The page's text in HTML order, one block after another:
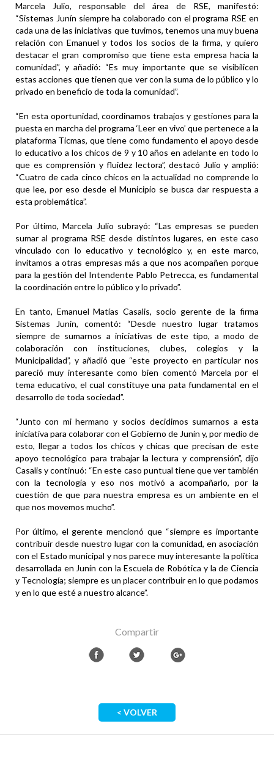
Marcela Julio, responsable del área de RSE, manifestó:
“Sistemas Junín siempre ha colaborado con el programa RSE en
cada una de las iniciativas que tuvimos, tenemos una muy buena
relación con Emanuel y todos los socios de la firma, y quiero
destacar el gran compromiso que tiene esta empresa hacia la
comunidad”, y añadió: “Es muy importante que se visibilicen
estas acciones que tienen que ver con la suma de lo público y lo
privado en beneficio de toda la comunidad”.
“En esta oportunidad, coordinamos trabajos y gestiones para la
puesta en marcha del programa ‘Leer en vivo’ que pertenece a la
plataforma Ticmas, que tiene como fundamento el apoyo desde
lo educativo a los chicos de 9 y 10 años en adelante en todo lo
que es comprensión y fluidez lectora”, destacó Julio y amplió:
“Cuatro de cada cinco chicos en la actualidad no comprende lo
que lee, por eso desde el Municipio se busca dar respuesta a
esta problemática”.
Por último, Marcela Julio subrayó: “Las empresas se pueden
sumar al programa RSE desde distintos lugares, en este caso
vinculado con lo educativo y tecnológico y, en este marco,
invitamos a otras empresas más a que nos acompañen porque
para la gestión del Intendente Pablo Petrecca, es fundamental
la coordinación entre lo público y lo privado”.
En tanto, Emanuel Matías Casalis, socio gerente de la firma
Sistemas Junín, comentó: “Desde nuestro lugar tratamos
siempre de sumarnos a iniciativas de este tipo, a modo de
colaboración con instituciones, clubes, colegios y la
Municipalidad”, y añadió que “este proyecto en particular nos
pareció muy interesante como bien comentó Marcela por el
tema educativo, el cual constituye una pata fundamental en el
desarrollo de toda sociedad”.
“Junto con mi hermano y socios decidimos sumarnos a esta
iniciativa para colaborar con el Gobierno de Junín y, por medio de
esto, llegar a todos los chicos y chicas que precisan de este
apoyo tecnológico para trabajar la lectura y comprensión”, dijo
Casalis y continuó: “En este caso puntual tiene que ver también
con la tecnología y eso nos motivó a acompañarlo, por la
cuestión de que para nuestra empresa es un ambiente en el
que nos movemos mucho”.
Por último, el gerente mencionó que “siempre es importante
contribuir desde nuestro lugar con la comunidad, en asociación
con el Estado municipal y nos parece muy interesante la política
desarrollada en Junín con la Escuela de Robótica y la de Ciencia
y Tecnología; siempre es un placer contribuir en lo que podamos
y en lo que esté a nuestro alcance”.
Compartir
< VOLVER